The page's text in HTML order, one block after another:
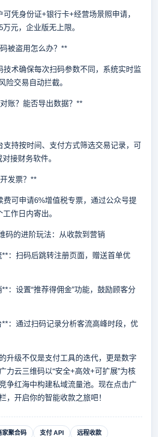
凭身份证+银行卡+经营场景照申请，
元，企业版无上限。
盗用怎么办？**
术确保每次扫码参数不同，系统实时监
险交易自动拦截。
？能否导出数据？**
持按时间、支付方式筛选交易记录，可
接财务软件。
发票？**
可申请6%增值税专票，通过公众号提
作日内寄出。
的进阶玩法：从收款到营销
扫码后跳转注册页面，赠送首单优
设置“推荐得佣金”功能，鼓励顾客分
通过扫码记录分析客流高峰时段，优
级不仅是支付工具的迭代，更是数字
力云三维码以“安全+高效+可扩展”为核
争红海中构建私域流量池。现在点击广
，开启你的智能收款之旅吧！
家聚合码 支付 API 远程收款